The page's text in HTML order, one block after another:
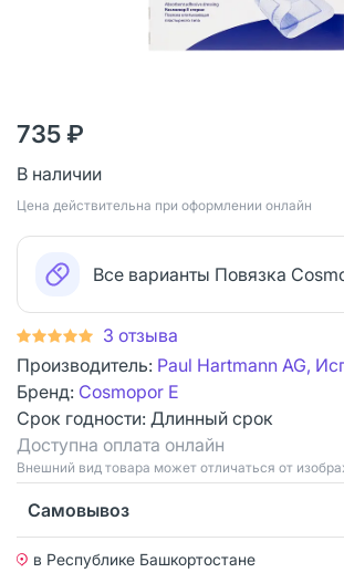
735 ₽
В наличии
Цена действительна при оформлении онлайн
Все варианты Повязка
3 отзыва
Производитель: Paul Hartmann AG,
Бренд: Cosmopor E
Срок годности: Длинный срок
Доступна оплата онлайн
Bнешний вид товара может отличаться от
Самовывоз
в Республике Башкортостане